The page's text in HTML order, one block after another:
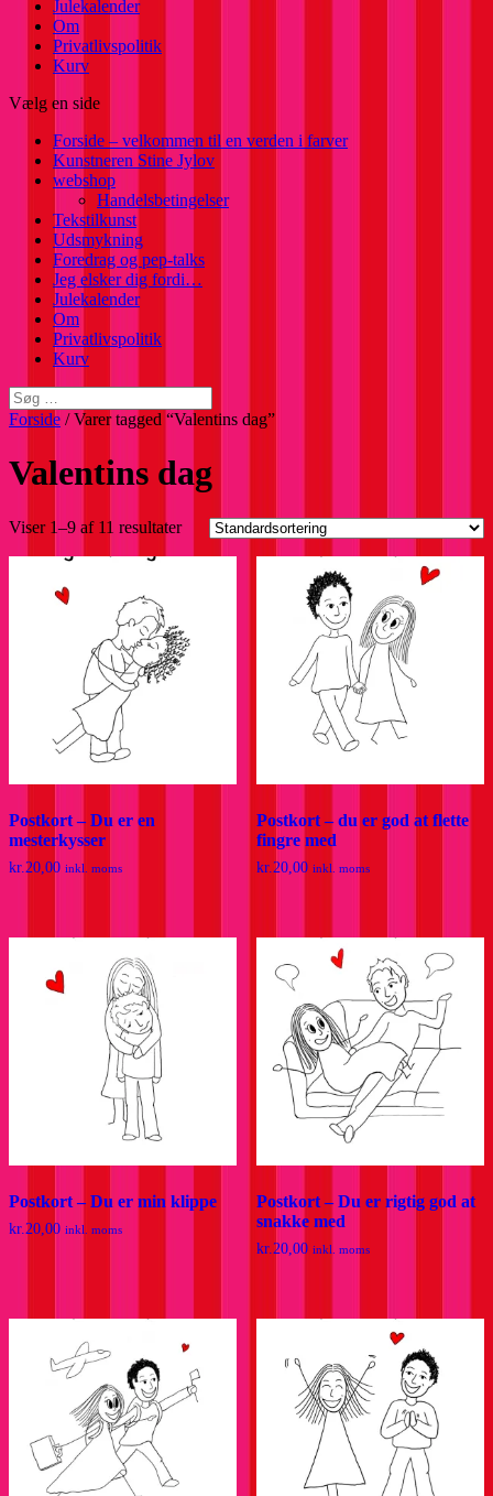
Julekalender
Om
Privatlivspolitik
Kurv
Vælg en side
Forside – velkommen til en verden i farver
Kunstneren Stine Jylov
webshop
Handelsbetingelser
Tekstilkunst
Udsmykning
Foredrag og pep-talks
Jeg elsker dig fordi…
Julekalender
Om
Privatlivspolitik
Kurv
Forside / Varer tagged “Valentins dag”
Valentins dag
Viser 1–9 af 11 resultater
Postkort – Du er en
mesterkysser
kr.20,00 inkl. moms
Postkort – du er god at flette
fingre med
kr.20,00 inkl. moms
Postkort – Du er min klippe
kr.20,00 inkl. moms
Postkort – Du er rigtig god at
snakke med
kr.20,00 inkl. moms